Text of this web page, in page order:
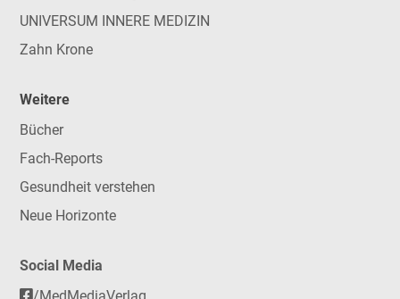
UNIVERSUM INNERE MEDIZIN
Zahn Krone
Weitere
Bücher
Fach-Reports
Gesundheit verstehen
Neue Horizonte
Social Media